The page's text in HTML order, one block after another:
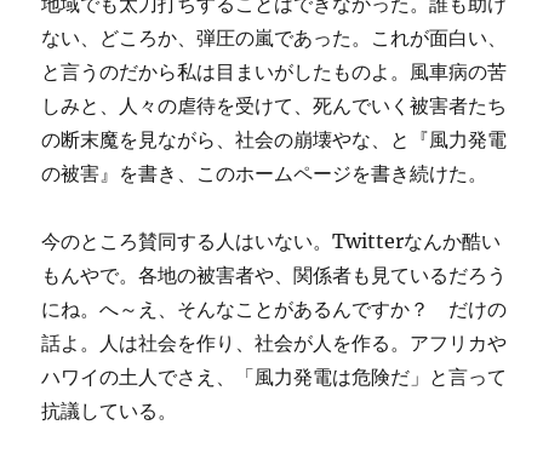
ない、どころか、弾圧の嵐であった。これが面白い、
と言うのだから私は目まいがしたものよ。風車病の苦
しみと、人々の虐待を受けて、死んでいく被害者たち
の断末魔を見ながら、社会の崩壊やな、と『風力発電
の被害』を書き、このホームページを書き続けた。
今のところ賛同する人はいない。Twitterなんか酷い
もんやで。各地の被害者や、関係者も見ているだろう
にね。へ～え、そんなことがあるんですか？ だけの
話よ。人は社会を作り、社会が人を作る。アフリカや
ハワイの土人でさえ、「風力発電は危険だ」と言って
抗議している。